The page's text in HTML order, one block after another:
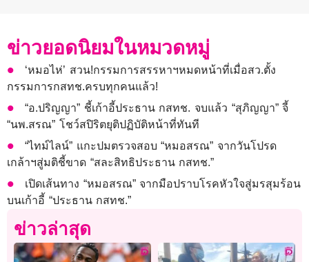
ข่าวยอดนิยมในหมวดหมู่
‘หมอไห่’ สวน!กรรมการสรรหาฯหมดหน้าที่เมื่อสว.ตั้ง
กรรมการกสทช.ครบทุกคนแล้ว!
“อ.ปริญญา” ชี้เก้าอี้ประธาน กสทช. จบแล้ว “สุภิญญา” จี้
“นพ.สรณ” โชว์สปิริตยุติปฏิบัติหน้าที่ทันที
“ไทม์ไลน์” แกะปมตรวจสอบ “หมอสรณ” จากวันโปรด
เกล้าฯสู่มติชี้ขาด “สละสิทธิประธาน กสทช.”
เปิดเส้นทาง “หมอสรณ” จากมือปราบโรคหัวใจสู่มรสุมร้อน
บนเก้าอี้ “ประธาน กสทช.”
ข่าวล่าสุด